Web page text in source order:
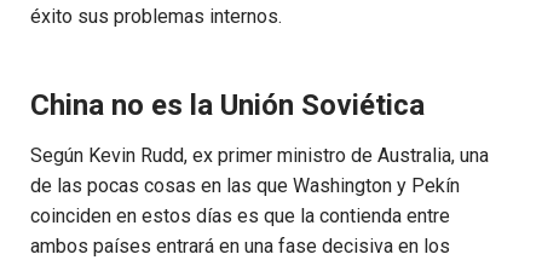
éxito sus problemas internos.
China no es la Unión Soviética
Según Kevin Rudd, ex primer ministro de Australia, una
de las pocas cosas en las que Washington y Pekín
coinciden en estos días es que la contienda entre
ambos países entrará en una fase decisiva en los